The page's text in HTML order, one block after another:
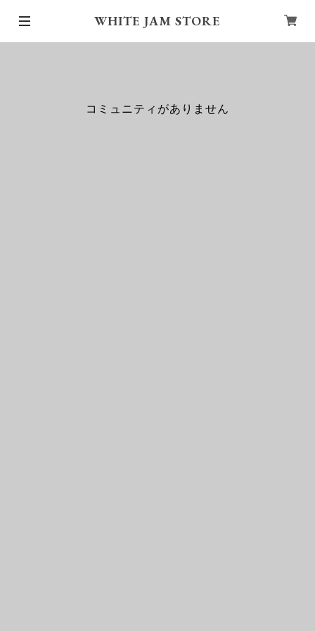
WHITE JAM STORE
コミュニティがありません